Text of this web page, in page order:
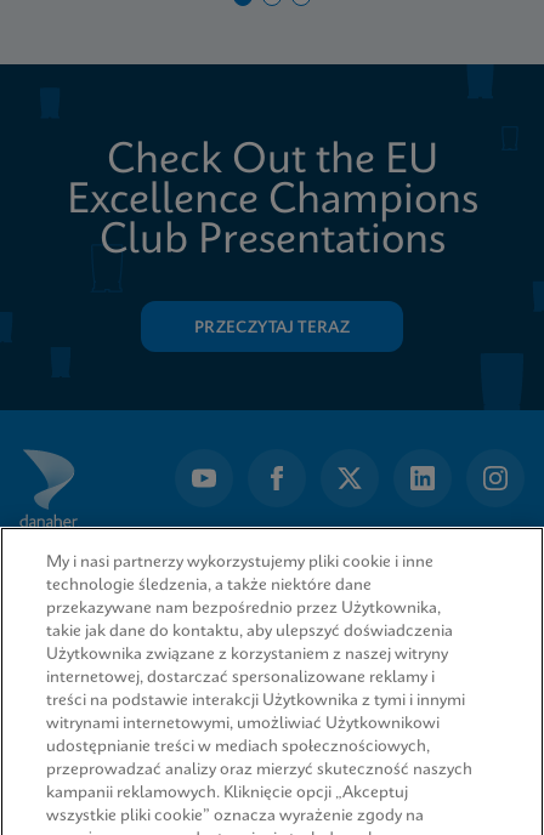
Check Out the EU
Excellence Champions
Club Presentations
PRZECZYTAJ TERAZ
SZYBKIE ŁĄCZA
My i nasi partnerzy wykorzystujemy pliki cookie i inne
technologie śledzenia, a także niektóre dane
przekazywane nam bezpośrednio przez Użytkownika,
takie jak dane do kontaktu, aby ulepszyć doświadczenia
Użytkownika związane z korzystaniem z naszej witryny
internetowej, dostarczać spersonalizowane reklamy i
treści na podstawie interakcji Użytkownika z tymi i innymi
witrynami internetowymi, umożliwiać Użytkownikowi
udostępnianie treści w mediach społecznościowych,
przeprowadzać analizy oraz mierzyć skuteczność naszych
kampanii reklamowych. Kliknięcie opcji „Akceptuj
wszystkie pliki cookie” oznacza wyrażenie zgody na